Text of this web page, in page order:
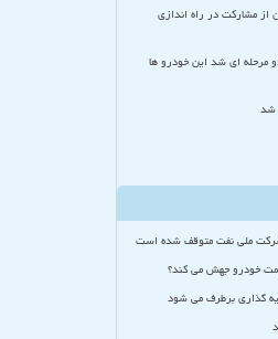
از مشارکت در راه اندازی
مرحله ای شد این خودرو ها
شد
شرکت ملی نفت متوقف شده است
خودرو جهش می کند؟
گذاری برطرف می شود